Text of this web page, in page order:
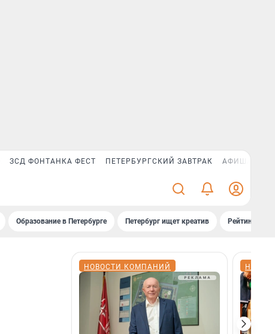
ЗСД ФОНТАНКА ФЕСТ ПЕТЕРБУРГСКИЙ ЗАВТРАК АФИША PLUS
Образование в Петербурге Петербург ищет креатив Рейтинги
НОВОСТИ КОМПАНИЙ